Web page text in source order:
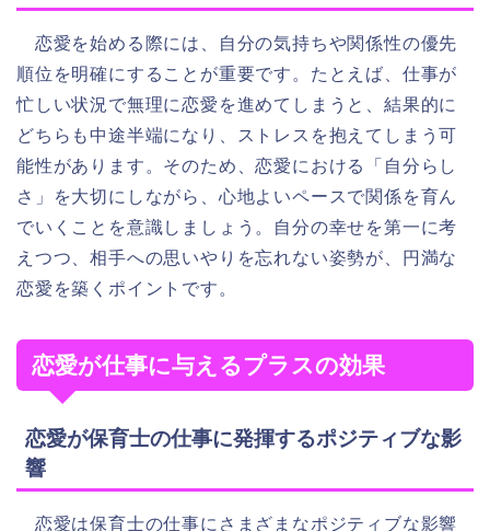
恋愛を始める際には、自分の気持ちや関係性の優先
順位を明確にすることが重要です。たとえば、仕事が
忙しい状況で無理に恋愛を進めてしまうと、結果的に
どちらも中途半端になり、ストレスを抱えてしまう可
能性があります。そのため、恋愛における「自分らし
さ」を大切にしながら、心地よいペースで関係を育ん
でいくことを意識しましょう。自分の幸せを第一に考
えつつ、相手への思いやりを忘れない姿勢が、円満な
恋愛を築くポイントです。
恋愛が仕事に与えるプラスの効果
恋愛が保育士の仕事に発揮するポジティブな影
響
恋愛は保育士の仕事にさまざまなポジティブな影響